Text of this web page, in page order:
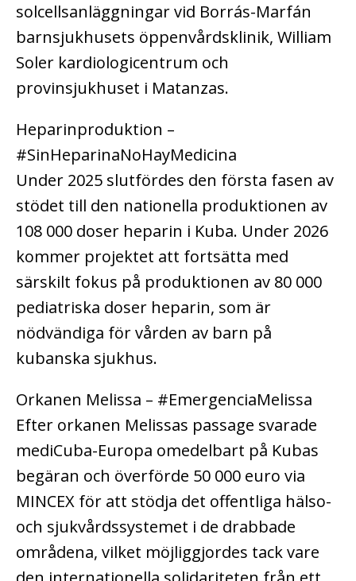
solcellsanläggningar vid Borrás-Marfán
barnsjukhusets öppenvårdsklinik, William
Soler kardiologicentrum och
provinsjukhuset i Matanzas.
Heparinproduktion –
#SinHeparinaNoHayMedicina
Under 2025 slutfördes den första fasen av
stödet till den nationella produktionen av
108 000 doser heparin i Kuba. Under 2026
kommer projektet att fortsätta med
särskilt fokus på produktionen av 80 000
pediatriska doser heparin, som är
nödvändiga för vården av barn på
kubanska sjukhus.
Orkanen Melissa – #EmergenciaMelissa
Efter orkanen Melissas passage svarade
mediCuba-Europa omedelbart på Kubas
begäran och överförde 50 000 euro via
MINCEX för att stödja det offentliga hälso-
och sjukvårdssystemet i de drabbade
områdena, vilket möjliggjordes tack vare